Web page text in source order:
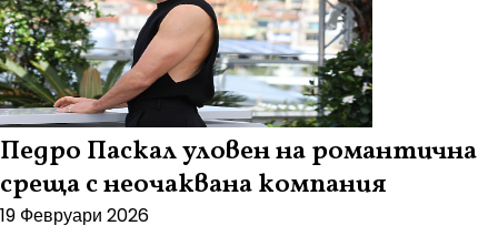
Педро Паскал уловен на романтична
среща с неочаквана компания
19 Февруари 2026